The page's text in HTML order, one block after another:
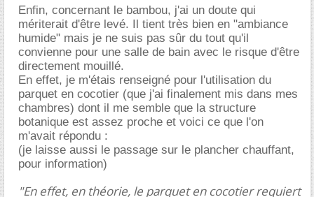
Enfin, concernant le bambou, j'ai un doute qui
mériterait d'être levé. Il tient très bien en "ambiance
humide" mais je ne suis pas sûr du tout qu'il
convienne pour une salle de bain avec le risque d'être
directement mouillé.
En effet, je m'étais renseigné pour l'utilisation du
parquet en cocotier (que j'ai finalement mis dans mes
chambres) dont il me semble que la structure
botanique est assez proche et voici ce que l'on
m'avait répondu :
(je laisse aussi le passage sur le plancher chauffant,
pour information)
"En effet, en théorie, le parquet en cocotier requiert